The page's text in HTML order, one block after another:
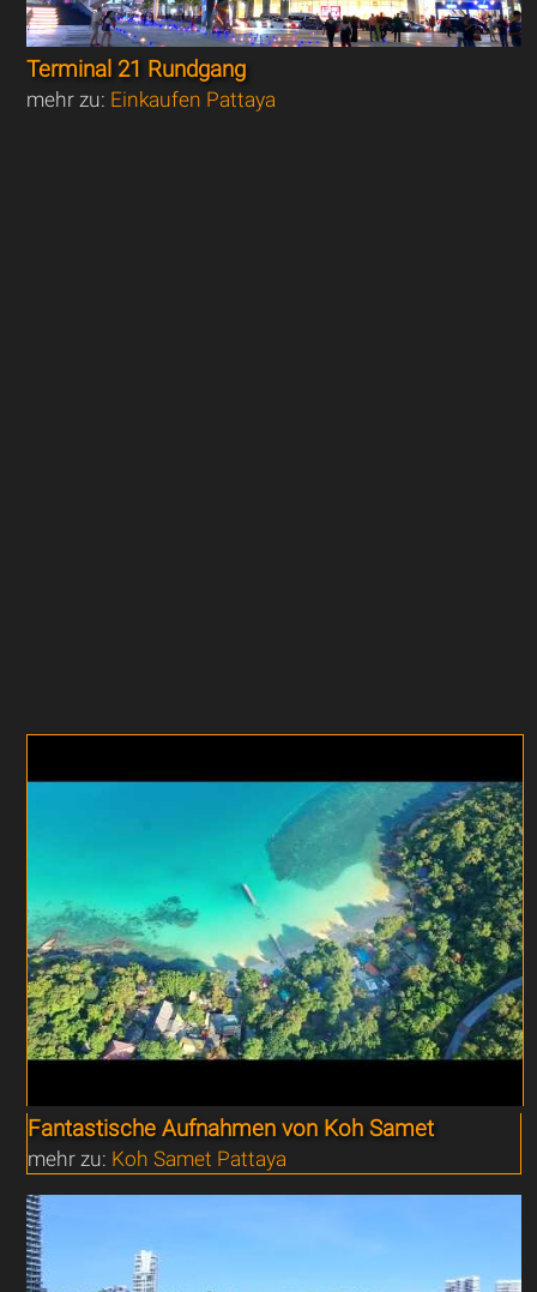
Terminal 21 Rundgang
mehr zu: Einkaufen Pattaya
Fantastische Aufnahmen von Koh Samet
mehr zu: Koh Samet Pattaya